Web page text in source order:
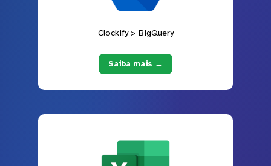
Clockify > BigQuery
Saiba mais →